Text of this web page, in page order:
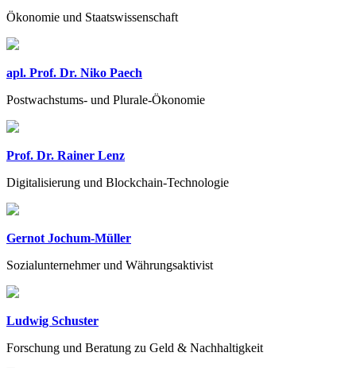
Ökonomie und Staatswissenschaft
apl. Prof. Dr. Niko Paech
Postwachstums- und Plurale-Ökonomie
Prof. Dr. Rainer Lenz
Digitalisierung und Blockchain-Technologie
Gernot Jochum-Müller
Sozialunternehmer und Währungsaktivist
Ludwig Schuster
Forschung und Beratung zu Geld & Nachhaltigkeit